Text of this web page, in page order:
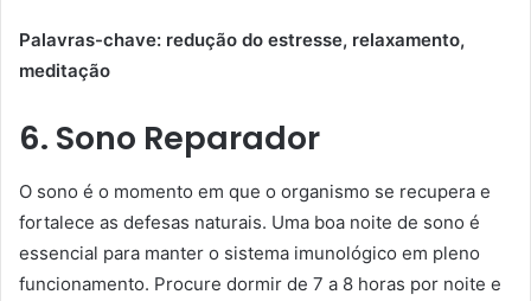
Palavras-chave: redução do estresse, relaxamento,
meditação
6. Sono Reparador
O sono é o momento em que o organismo se recupera e
fortalece as defesas naturais. Uma boa noite de sono é
essencial para manter o sistema imunológico em pleno
funcionamento. Procure dormir de 7 a 8 horas por noite e